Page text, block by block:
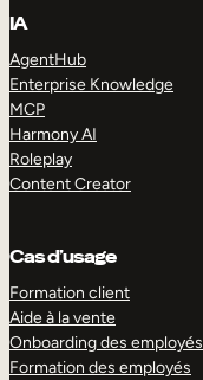
IA
AgentHub
Enterprise Knowledge
MCP
Harmony AI
Roleplay
Content Creator
Cas d’usage
Formation client
Aide à la vente
Onboarding des employés
Formation des employés